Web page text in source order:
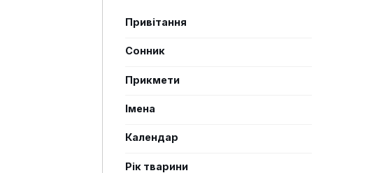
Привітання
Сонник
Прикмети
Імена
Календар
Рік тварини